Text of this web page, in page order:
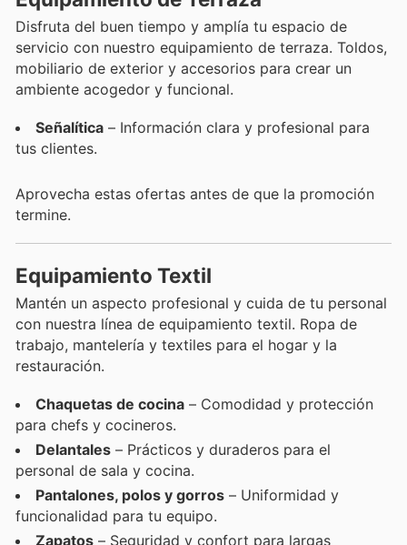
Disfruta del buen tiempo y amplía tu espacio de
servicio con nuestro equipamiento de terraza. Toldos,
mobiliario de exterior y accesorios para crear un
ambiente acogedor y funcional.
Señalítica – Información clara y profesional para
tus clientes.
Aprovecha estas ofertas antes de que la promoción
termine.
Equipamiento Textil
Mantén un aspecto profesional y cuida de tu personal
con nuestra línea de equipamiento textil. Ropa de
trabajo, mantelería y textiles para el hogar y la
restauración.
Chaquetas de cocina – Comodidad y protección
para chefs y cocineros.
Delantales – Prácticos y duraderos para el
personal de sala y cocina.
Pantalones, polos y gorros – Uniformidad y
funcionalidad para tu equipo.
Zapatos – Seguridad y confort para largas